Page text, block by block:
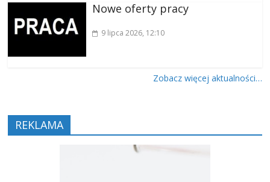
Nowe oferty pracy
9 lipca 2026, 12:10
Zobacz więcej aktualności…
REKLAMA